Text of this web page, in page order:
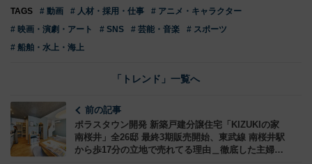
TAGS # 動画 # 人材・採用・仕事
# アニメ・キャラクター
# 映画・演劇・アート
# SNS # 芸能・音楽
# スポーツ
# 船舶・水上・海上
「トレンド」一覧へ
前の記事
ポラスタウン開発 新築戸建分譲住宅「KIZUKIの家
南桜井」全26邸 最終3期販売開始、東武線 南桜井駅
から歩17分の立地で売れてる理由＿徹底した主婦目